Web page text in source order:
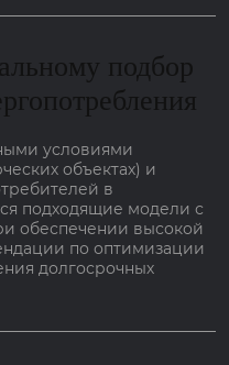
подбор
условиями
объектах) и
в
подходящие модели с
обеспечении высокой
по оптимизации
долгосрочных